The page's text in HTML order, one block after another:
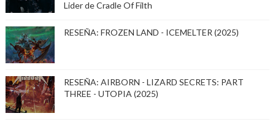
Lider de Cradle Of Filth
RESEÑA: FROZEN LAND - ICEMELTER (2025)
RESEÑA: AIRBORN - LIZARD SECRETS: PART
THREE - UTOPIA (2025)